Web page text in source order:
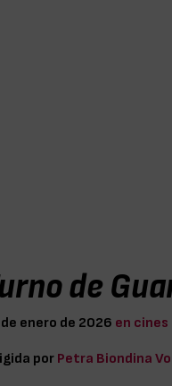
de
enero de 2026 en cines
por Petra Biondina